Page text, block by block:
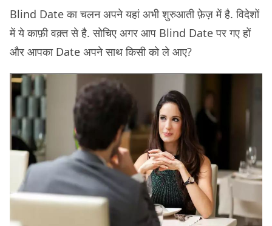
Blind Date का चलन अपने यहां अभी शुरुआती फ़ेज़ में है. विदेशों
में ये काफ़ी वक़्त से है. सोचिए अगर आप Blind Date पर गए हों
और आपका Date अपने साथ किसी को ले आए?